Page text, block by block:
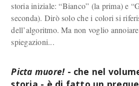
storia iniziale: “Bianco” (la prima) e
seconda). Dirò solo che i colori si
dell’algoritmo. Ma non voglio
spiegazioni...
Picta muore!- che nel